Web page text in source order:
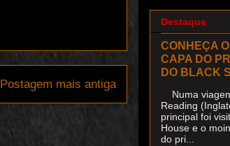
Postagem mais antiga
Destaque
CONHEÇA
CAPA DO
DO BLACK
Numa
Reading
principal foi
House e o
do pri...